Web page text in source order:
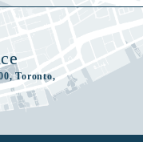
Toronto,